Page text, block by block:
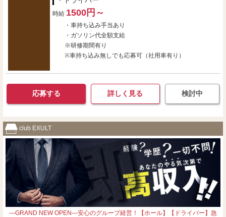
時給 1500円～
・車持ち込み手当あり
・ガソリン代全額支給
※研修期間有り
※車持ち込み無しでも応募可（社用車有り）
応募する 詳しく見る 検討中
club EXULT
―GRAND NEW OPEN―安心のグループ経営！【ホール】【ドライバー】急